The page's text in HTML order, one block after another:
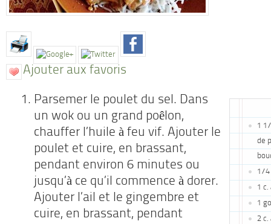
Ajouter aux favoris
1
de
1/4
1 c.
1
2 c.
Parsemer le poulet du sel. Dans
un wok ou un grand poêlon,
chauffer l’huile à feu vif. Ajouter le
poulet et cuire, en brassant,
pendant environ 6 minutes ou
jusqu’à ce qu’il commence à dorer.
Ajouter l’ail et le gingembre et
cuire, en brassant, pendant